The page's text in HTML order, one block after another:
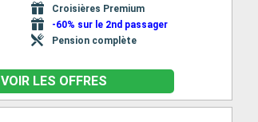
Croisières Premium
-60% sur le 2nd passager
Pension complète
VOIR LES OFFRES